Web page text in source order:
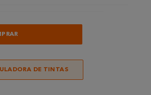
DE TINTAS